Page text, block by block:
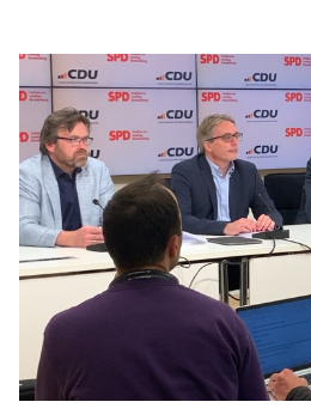
ZIELE
Anträge
Kleine
CDU
CDU Fraktion im
CDU
CDU